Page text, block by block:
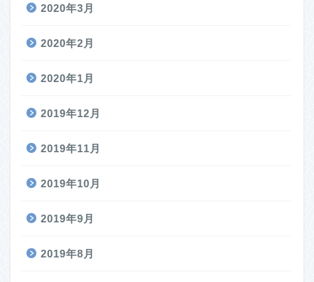
2020年3月
2020年2月
2020年1月
2019年12月
2019年11月
2019年10月
2019年9月
2019年8月